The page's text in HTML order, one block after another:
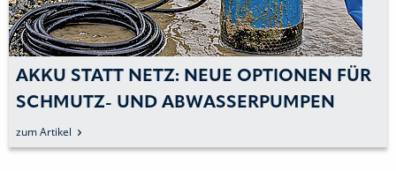
AKKU STATT NETZ: NEUE OPTIONEN FÜR
SCHMUTZ- UND ABWASSERPUMPEN
zum Artikel